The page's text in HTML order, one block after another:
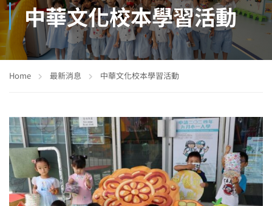
中華文化校本學習活動
Home 最新消息 中華文化校本學習活動